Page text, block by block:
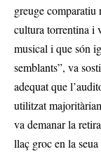
greuge comparatiu
cultura torrentina i
musical i que són
semblants”, va
adequat que
utilitzat
va demanar la
llaç groc en la